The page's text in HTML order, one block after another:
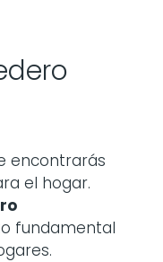
encontrarás
el hogar.
fundamental